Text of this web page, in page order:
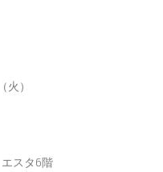
）
スタ6階